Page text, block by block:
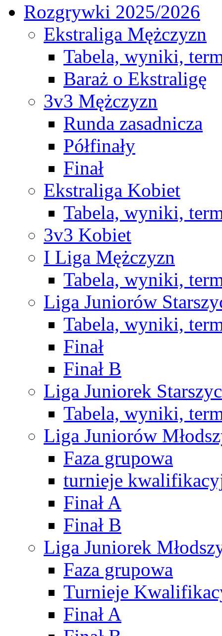
Rozgrywki 2025/2026
Ekstraliga Mężczyzn
Tabela, wyniki,
Baraż o Ekstraligę
3v3 Mężczyzn
Runda zasadnicza
Półfinały
Finał
Ekstraliga Kobiet
Tabela, wyniki,
3v3 Kobiet
I Liga Mężczyzn
Tabela, wyniki,
Liga Juniorów
Tabela, wyniki,
Finał
Finał B
Liga Juniorek
Tabela, wyniki,
Liga Juniorów
Faza grupowa
turnieje
Finał A
Finał B
Liga Juniorek
Faza grupowa
Turnieje
Finał A